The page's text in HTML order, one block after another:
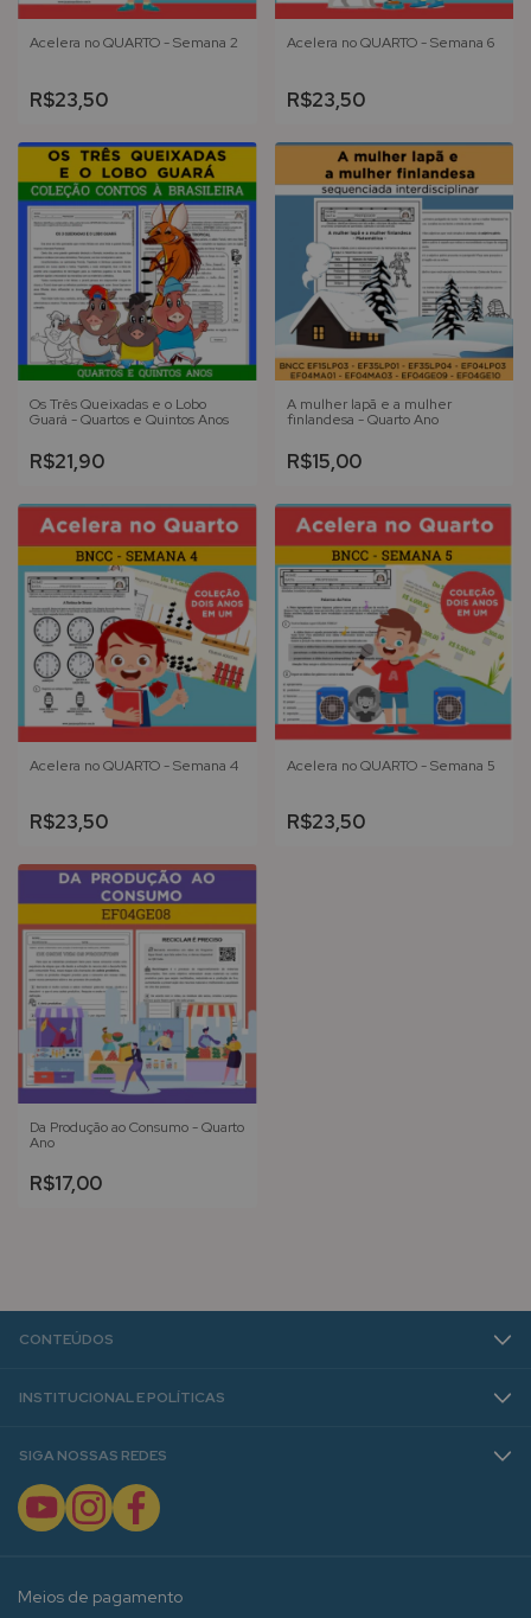
Acelera no QUARTO - Semana 2
R$23,50
Acelera no QUARTO - Semana 6
R$23,50
Os Três Queixadas e o Lobo
Guará - Quartos e Quintos Anos
R$21,90
A mulher lapã e a mulher
finlandesa - Quarto Ano
R$15,00
Acelera no QUARTO - Semana 4
R$23,50
Acelera no QUARTO - Semana 5
R$23,50
Da Produção ao Consumo - Quarto
Ano
R$17,00
CONTEÚDOS
INSTITUCIONAL E POLÍTICAS
SIGA NOSSAS REDES
Meios de pagamento